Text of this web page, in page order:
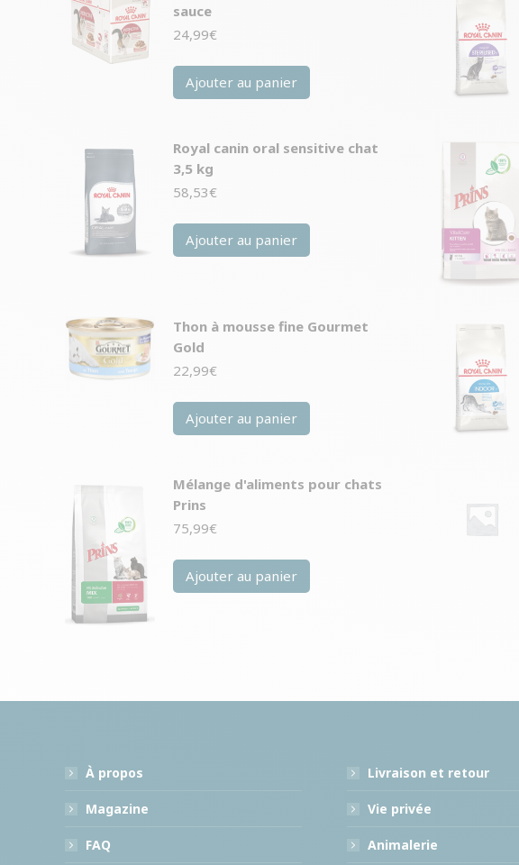
sauce
24,99€
Ajouter au panier
Royal canin oral sensitive chat
3,5 kg
58,53€
Ajouter au panier
Thon à mousse fine Gourmet
Gold
22,99€
Ajouter au panier
Mélange d'aliments pour chats
Prins
75,99€
Ajouter au panier
À propos
Magazine
FAQ
Livraison et retour
Vie privée
Animalerie